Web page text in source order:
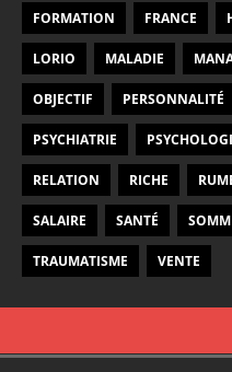
FORMATION FRANCE
LORIO MALADIE
OBJECTIF PERSONNALITÉ
PSYCHIATRIE
RELATION RICHE
SALAIRE SANTÉ
TRAUMATISME VENTE